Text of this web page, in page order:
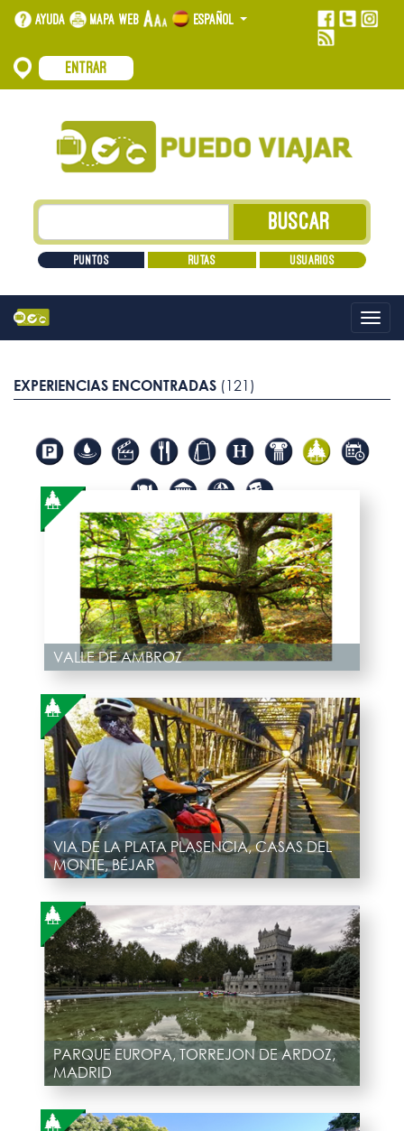
Ayuda Mapa web Español
Entrar
Puntos Rutas Usuarios
EXPERIENCIAS ENCONTRADAS (121)
VALLE DE AMBROZ
VIA DE LA PLATA PLASENCIA, CASAS DEL
MONTE, BÉJAR
PARQUE EUROPA, TORREJON DE ARDOZ,
MADRID